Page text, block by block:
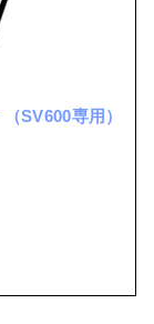
SV600専用）